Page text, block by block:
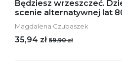
Będziesz wrzeszczeć.
scenie alternatywnej lat
Magdalena Czubaszek
35,94 zł 59,90 zł